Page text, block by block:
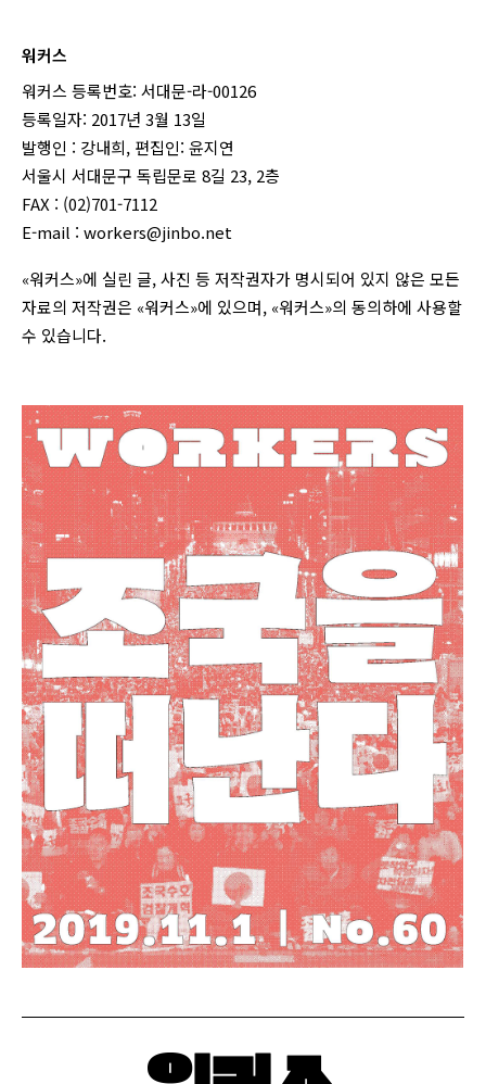
워커스
워커스 등록번호: 서대문-라-00126
등록일자: 2017년 3월 13일
발행인 : 강내희, 편집인: 윤지연
서울시 서대문구 독립문로 8길 23, 2층
FAX : (02)701-7112
E-mail : workers@jinbo.net
«워커스»에 실린 글, 사진 등 저작권자가 명시되어 있지 않은 모든
자료의 저작권은 «워커스»에 있으며, «워커스»의 동의하에 사용할
수 있습니다.